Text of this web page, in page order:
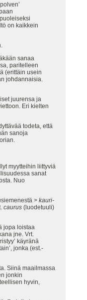
on kaikkein
sanaa
paritelleen
(erittäin usein
johdannaisia.
juurensa ja
Eri kielten
todeta, että
sanoja
myytteihin liittyviä
sanat
Nuo
siemenestä > kauri-
caurus (luodetuuli)
jopa loistaa
jne. Vrt.
käyränä
jonka (est.-
Siinä maailmassa
jonkin
hyvin,